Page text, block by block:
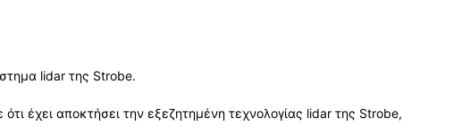
lidar της Strobe.
έχει αποκτήσει την εξεζητημένη τεχνολογίας lidar της Strobe,